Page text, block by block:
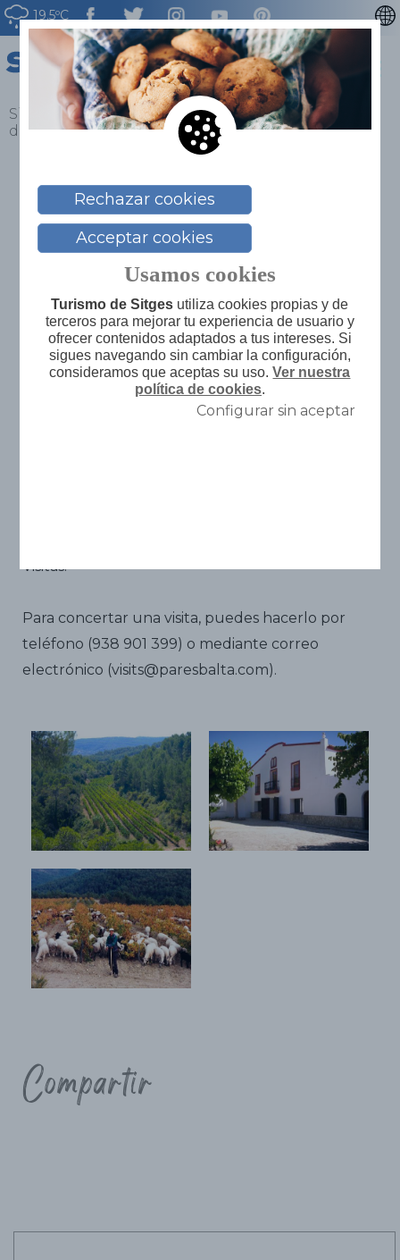
19.5ºC
CATALÀ
ENGLISH
FRANÇAIS
Sitges > ¿Qué hacer? > Enoturismo > La carretera
del vino > Parés Baltà
Parés Baltà
Parés Baltà es una bodega familiar desde 1790,
pero con ideas jóvenes y frescas. Cultivamos
nuestras vides de manera ecológica y biodinámica,
en un mosaico de suelos, climas y variedades de
uva que confieren una personalidad única a
Visitas:
Para concertar una visita, puedes hacerlo por
teléfono (938 901 399) o mediante correo
electrónico (visits@paresbalta.com).
Compartir
Rechazar cookies
Acceptar cookies
Usamos cookies
Turismo de Sitges utiliza cookies propias y de
terceros para mejorar tu experiencia de usuario y
ofrecer contenidos adaptados a tus intereses. Si
sigues navegando sin cambiar la configuración,
consideramos que aceptas su uso.Ver nuestra
política de cookies.
Configurar sin aceptar